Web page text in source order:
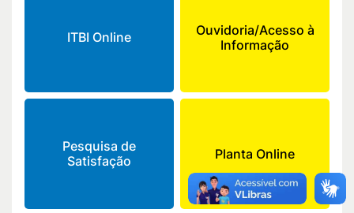
ITBI Online
Ouvidoria/Acesso à
Informação
Pesquisa de
Satisfação
Planta Online